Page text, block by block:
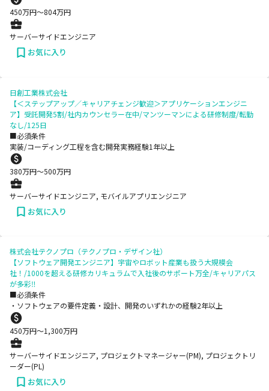
450万円〜804万円
サーバーサイドエンジニア
お気に入り
日創工業株式会社
【＜ステップアップ／キャリアチェンジ歓迎＞アプリケーションエンジニ
ア】受託開発5割/社内カウンセラー在中/マンツーマンによる研修制度/転勤
なし/125日
■必須条件
実装/コーディング工程を含む開発実務経験1年以上
380万円〜500万円
サーバーサイドエンジニア, モバイルアプリエンジニア
お気に入り
株式会社テクノプロ（テクノプロ・デザイン社）
【ソフトウェア開発エンジニア】宇宙やロボット産業も扱う大規模会
社！/1000を超える研修カリキュラムで入社後のサポート万全/キャリアパス
が多彩‼
■必須条件
・ソフトウェアの要件定義・設計、開発のいずれかの経験2年以上
450万円〜1,300万円
サーバーサイドエンジニア, プロジェクトマネージャー(PM), プロジェクトリ
ーダー(PL)
お気に入り